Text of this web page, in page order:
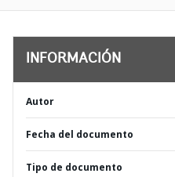
INFORMACIÓN
Autor
Fecha del documento
Tipo de documento